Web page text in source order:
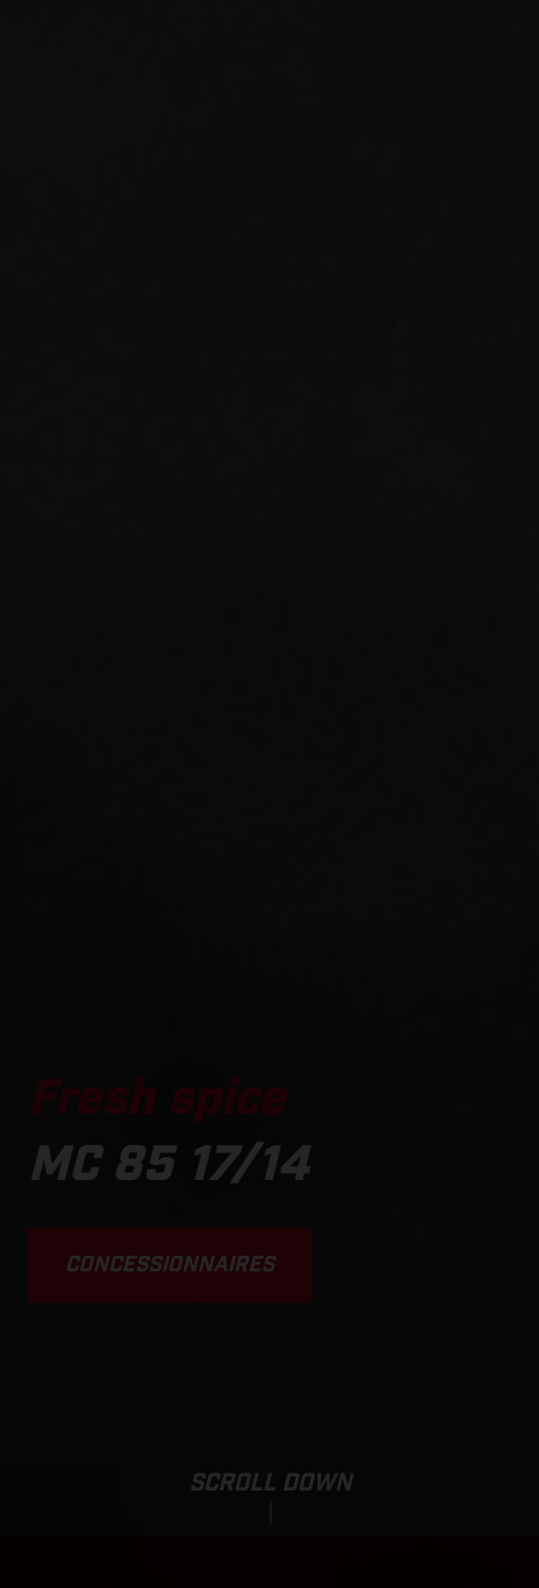
Fresh spice
MC 85 17/14
CONCESSIONNAIRES
SCROLL DOWN